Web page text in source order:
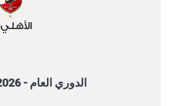
الأهلي
الدوري العام - 2025/2026